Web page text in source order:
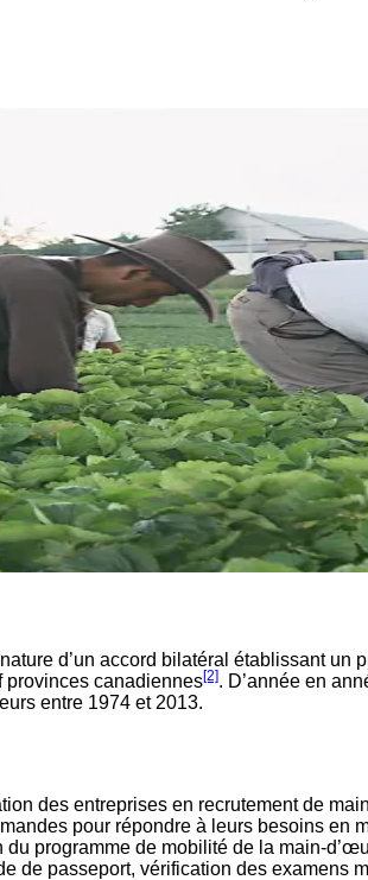
d’un accord bilatéral établissant un
provinces canadiennes[2]. D’année en
entre 1974 et 2013.
des entreprises en recrutement de
pour répondre à leurs besoins en
programme de mobilité de la main-
de passeport, vérification des examens